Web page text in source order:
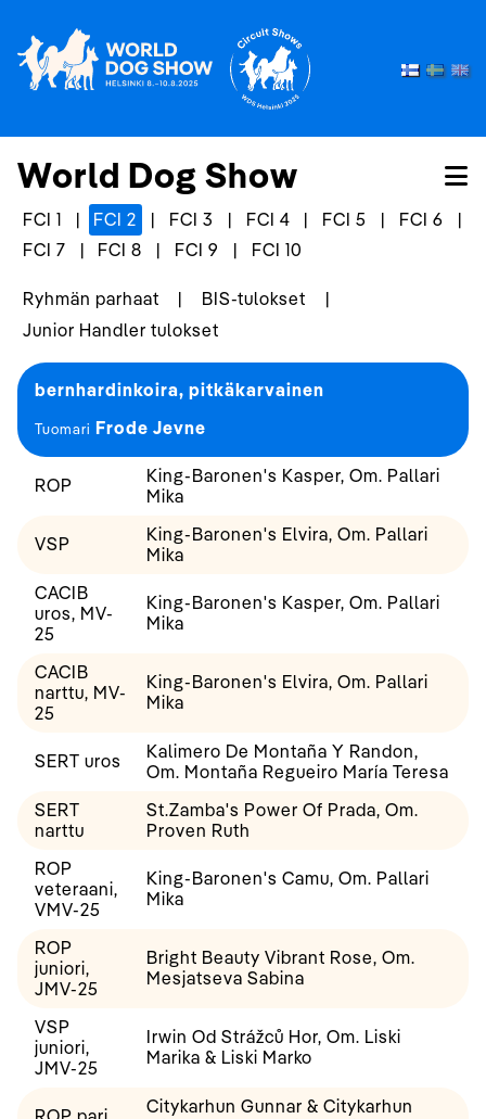
World Dog Show
FCI 1 | FCI 2 | FCI 3 | FCI 4 | FCI 5 | FCI 6
|
FCI 7
| FCI 8 | FCI 9 | FCI 10
Ryhmän parhaat | BIS-tulokset
|
Junior Handler tulokset
bernhardinkoira, pitkäkarvainen
Tuomari Frode Jevne
ROP
King-Baronen's Kasper, Om. Pallari
Mika
VSP
King-Baronen's Elvira, Om. Pallari
Mika
CACIB
uros, MV-
25
King-Baronen's Kasper, Om. Pallari
Mika
CACIB
narttu, MV-
25
King-Baronen's Elvira, Om. Pallari
Mika
SERT uros
Kalimero De Montaña Y Randon,
Om. Montaña Regueiro María Teresa
SERT
narttu
St.Zamba's Power Of Prada, Om.
Proven Ruth
ROP
veteraani,
VMV-25
King-Baronen's Camu, Om. Pallari
Mika
ROP
juniori,
JMV-25
Bright Beauty Vibrant Rose, Om.
Mesjatseva Sabina
VSP
juniori,
JMV-25
Irwin Od Strážců Hor, Om. Liski
Marika & Liski Marko
Citykarhun Gunnar & Citykarhun